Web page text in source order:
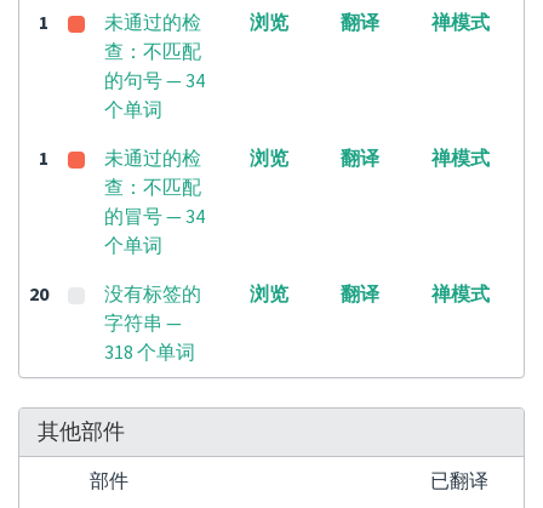
1
未通过的检
查：不匹配
的句号 — 34
个单词
浏览 翻译 禅模式
1
未通过的检
查：不匹配
的冒号 — 34
个单词
浏览 翻译 禅模式
20
没有标签的
字符串 —
318 个单词
浏览 翻译 禅模式
其他部件
部件
已翻译